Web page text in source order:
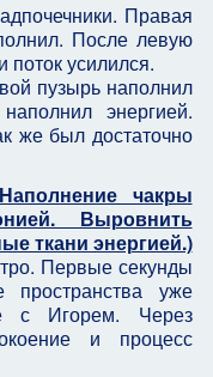
Правая
После левую
поток усилился.
пузырь наполнил
энергией.
же был достаточно
чакры
Выровнить
ткани энергией.)
Первые секунды
пространства уже
с Игорем. Через
и процесс